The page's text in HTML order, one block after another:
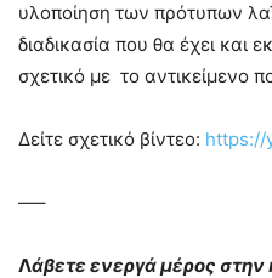
υλοποίηση των πρότυπων
διαδικασία που θα έχει και
σχετικό με το αντικείμενο
Δείτε σχετικό βίντεο: https://
—–
Λάβετε ενεργά μέρος